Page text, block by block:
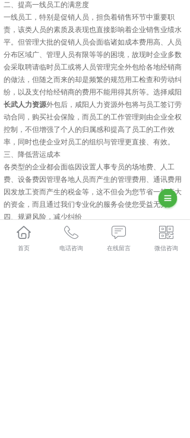
二、提高一线员工的满意度
一线员工，特别是促销人员，担负着销售环节中重要职
责，该类人员的素质及表现也直接影响着企业销售业绩水
平。但管理大批的促销人员会面临诸如成本费用高、人员
分布区域广、管理人员有限等等的困境，故现时企业多数
会采取聘请临时员工或将人员管理完全外包给各地经销商
的做法，但随之而来的却是频繁的规范用工检查和劳动纠
纷，以及支付给经销商的费用不能用得其所等。选择咸阳
长武人力资源外包后，咸阳人力资源外包将与员工签订劳
动合同，购买社会保险，而员工的工作管理则由企业全权
控制，不但增强了个人的归属感和提高了员工的工作效
率，同时也使企业对员工的组织与管理更直接、有效。
三、降低营运成本
各类型的企业都会面临因设置人事专员的场地费、人工
费、设备费因管理各地人员而产生的管理费用、通讯费用
因发放工资而产生的税金等，这不但会为您节省一笔庞大
的资金，而且通过我们专业化的服务会使您受益无穷。
四、规避风险，减少纠纷
选择咸阳人力资源外包前：公司通常会受到诸如此类问题
首页 电话咨询 在线留言 微信咨询